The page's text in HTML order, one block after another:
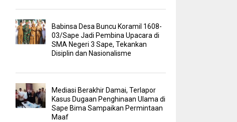
Babinsa Desa Buncu Koramil 1608-
03/Sape Jadi Pembina Upacara di
SMA Negeri 3 Sape, Tekankan
Disiplin dan Nasionalisme
Mediasi Berakhir Damai, Terlapor
Kasus Dugaan Penghinaan Ulama di
Sape Bima Sampaikan Permintaan
Maaf